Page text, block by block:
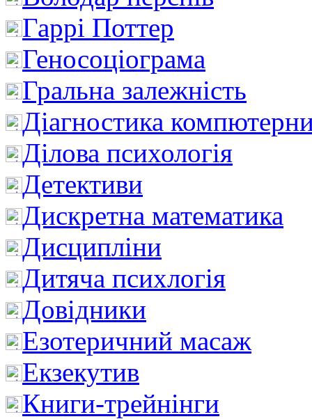
Гаррі Поттер
Геносоціограма
Гральна залежність
Діагностика
Ділова психологія
Детективи
Дискретна математика
Дисципліни
Дитяча психлогія
Довідники
Езотеричний масаж
Екзекутив
Книги-трейнінги